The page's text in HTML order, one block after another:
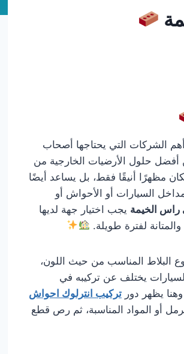
من أهم الشركات التي يحتاجها أصحاب
أفضل حلول الأرضيات الخارجية من
مظهرًا أنيقًا فقط، بل يساعد أيضًا
السيارات أو الأحواش أو
الخيمة يجب اختيار جهة لديها
لفترة طويلة.
البلاط المناسب من حيث اللون،
يختلف عن تركيبه في
يظهر دور تركيب انترلوك احواش
أو المواد المناسبة، ثم رص قطع